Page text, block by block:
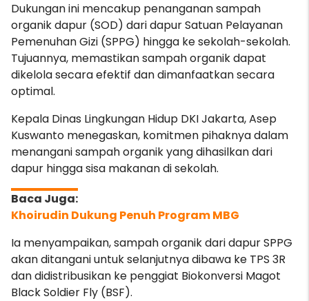
Dukungan ini mencakup penanganan sampah
organik dapur (SOD) dari dapur Satuan Pelayanan
Pemenuhan Gizi (SPPG) hingga ke sekolah-sekolah.
Tujuannya, memastikan sampah organik dapat
dikelola secara efektif dan dimanfaatkan secara
optimal.
Kepala Dinas Lingkungan Hidup DKI Jakarta, Asep
Kuswanto menegaskan, komitmen pihaknya dalam
menangani sampah organik yang dihasilkan dari
dapur hingga sisa makanan di sekolah.
Khoirudin Dukung Penuh Program MBG
Ia menyampaikan, sampah organik dari dapur SPPG
akan ditangani untuk selanjutnya dibawa ke TPS 3R
dan didistribusikan ke penggiat Biokonversi Magot
Black Soldier Fly (BSF).